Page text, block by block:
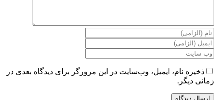
ذخیره نام، ایمیل، وب‌سایت در این مرورگر برای دیدگاه بعدی در
زمانی دیگر.